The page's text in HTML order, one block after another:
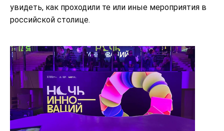
увидеть, как проходили те или иные мероприятия в
российской столице.